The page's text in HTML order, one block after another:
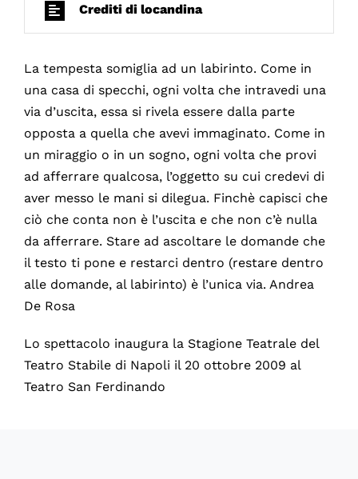
Crediti di locandina
La tempesta somiglia ad un labirinto. Come in
una casa di specchi, ogni volta che intravedi una
via d’uscita, essa si rivela essere dalla parte
opposta a quella che avevi immaginato. Come in
un miraggio o in un sogno, ogni volta che provi
ad afferrare qualcosa, l’oggetto su cui credevi di
aver messo le mani si dilegua. Finchè capisci che
ciò che conta non è l’uscita e che non c’è nulla
da afferrare. Stare ad ascoltare le domande che
il testo ti pone e restarci dentro (restare dentro
alle domande, al labirinto) è l’unica via. Andrea
De Rosa
Lo spettacolo inaugura la Stagione Teatrale del
Teatro Stabile di Napoli il 20 ottobre 2009 al
Teatro San Ferdinando